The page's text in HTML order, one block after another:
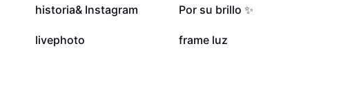
29,1 mil
historia& Instagram 23 mil
Por su brillo ✨
14,5 mil
livephoto 1,9 mil
frame luz